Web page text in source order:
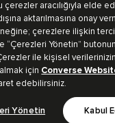
çerezler aracılığıyla elde
aktarılmasına onay
çerezlere ilişkin
“Çerezleri Yönetin”
ile kişisel
için Converse
edebilirsiniz.
Yönetin Kabul